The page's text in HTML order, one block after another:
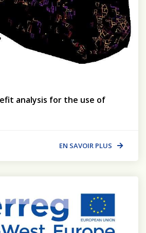
analysis for the use of
EN SAVOIR PLUS